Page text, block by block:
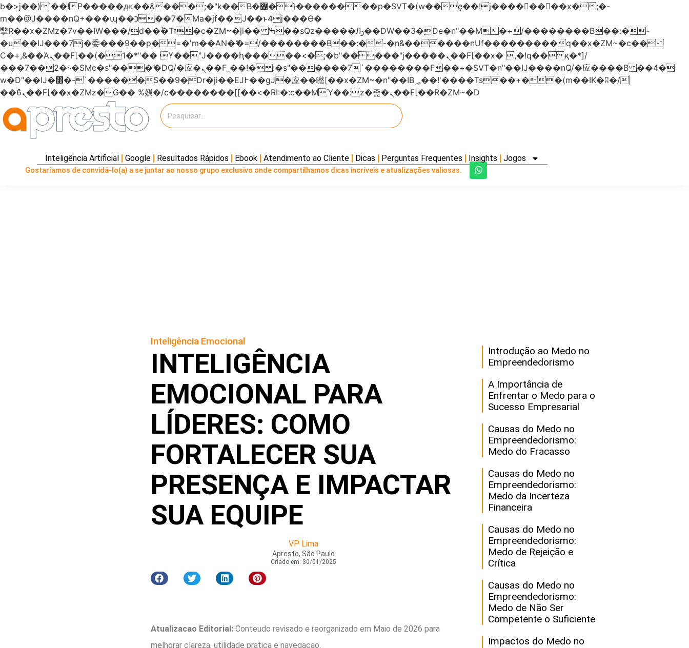
b�>j��)΄��!P�����ԫ��&���;�"k��B�޶�}��������p�SVT�(w��ę��!j��������x�;�-
m��@J����nQ+���պ��כ��7�Ma�jf��J��ͱ4j���Ѳ�
撆R��x�ZMz�7v��IW���/d��ٞ�Тז�c�ZM~�ji�� ߒ��sQz�����Ԡ��DW��3�De�n"��M�+/��������B��:�-
�u��IJ���7j�委���9��p�=�'m��AN�ޭ�=/��������B��:�-�n&������nUf���������q��x�ZM~�c��
Ϲ�+,&��Ὰܢ��F[��(�1�*"�� ϒ��"J����ԧ�����<�;�b"�� ���"j�����ܢ��F[��x� ,�!q�� қ�*]/
���؝�2��7�SMc�s"���ޭ�DQ/�应�ܢ��F_��!� :�s"������7`��������F��+�SVT�n"��IJ����nQ/�应����B ��4�
w�D"��IJ�׭�-`������S��9�Dr�ji��EJ߅��gJ�应��矁[��x�ZM~�n"��IB؃��!'����Тѕ��+��(m��IK�ʭ�/|
��ϐܢ��F[��x�ZMz�G�� %嬩�/c��������[[��<�RI:�:c��MΎ��:z�졾�ܢ��F[��R�ZM~�D
Inteligência Artificial Google Resultados Rápidos Ebook Atendimento ao Cliente Dicas Perguntas Frequentes Insights Jogos
Gostaríamos de convidá-lo(a) a se juntar ao nosso grupo exclusivo onde compartilhamos dicas incríveis e atualizações valiosas.
Inteligência Emocional
INTELIGÊNCIA
EMOCIONAL PARA
LÍDERES: COMO
FORTALECER SUA
PRESENÇA E IMPACTAR
SUA EQUIPE
VP Lima
Apresto, São Paulo
Criado em: 30/01/2025
Atualizacao Editorial:Conteudo revisado e reorganizado em Maio de 2026 para
melhorar clareza, utilidade pratica e navegacao.
Introdução ao Medo no
Empreendedorismo
A Importância de
Enfrentar o Medo para o
Sucesso Empresarial
Causas do Medo no
Empreendedorismo:
Medo do Fracasso
Causas do Medo no
Empreendedorismo:
Medo da Incerteza
Financeira
Causas do Medo no
Empreendedorismo:
Medo de Rejeição e
Crítica
Causas do Medo no
Empreendedorismo:
Medo de Não Ser
Competente o Suficiente
Impactos do Medo no